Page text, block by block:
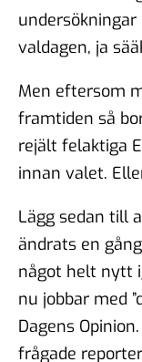
valdagen, ja
Men eftersom
framtiden så
rejält felaktiga
innan valet.
Lägg sedan till
ändrats en
något helt nytt
nu jobbar med
Dagens
frågade